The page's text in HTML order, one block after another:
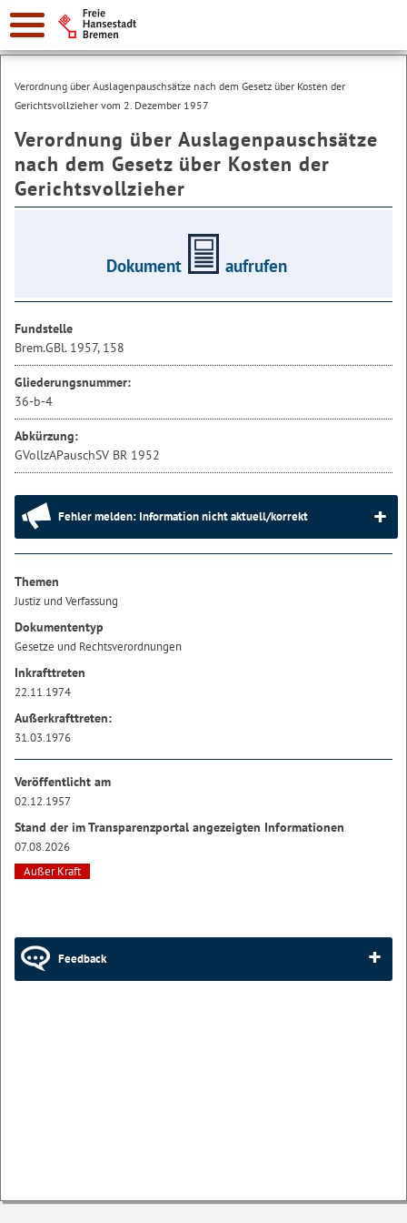
Verordnung über Auslagenpauschsätze nach dem Gesetz über Kosten der
Gerichtsvollzieher vom 2. Dezember 1957
Verordnung über Auslagenpauschsätze
nach dem Gesetz über Kosten der
Gerichtsvollzieher
Dokument aufrufen
Fundstelle
Brem.GBl. 1957, 158
Gliederungsnummer:
36-b-4
Abkürzung:
GVollzAPauschSV BR 1952
Fehler melden: Information nicht aktuell/korrekt
Themen
Justiz und Verfassung
Dokumententyp
Gesetze und Rechtsverordnungen
Inkrafttreten
22.11.1974
Außerkrafttreten:
31.03.1976
Veröffentlicht am
02.12.1957
Stand der im Transparenzportal angezeigten Informationen
07.08.2026
Außer Kraft
Feedback